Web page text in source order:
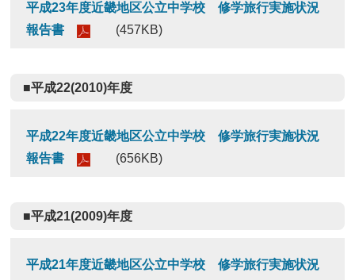
平成23年度近畿地区公立中学校 修学旅行実施状況
報告書
(457KB)
■平成22(2010)年度
平成22年度近畿地区公立中学校 修学旅行実施状況
報告書
(656KB)
■平成21(2009)年度
平成21年度近畿地区公立中学校 修学旅行実施状況